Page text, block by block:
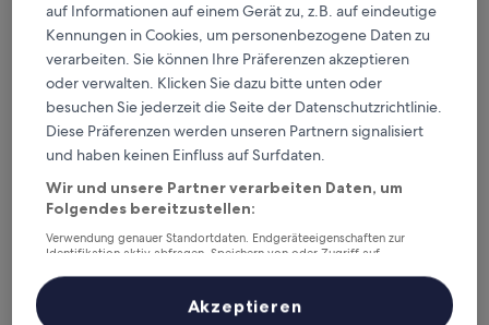
10,
Außergewöhnlich,
(13
Bewertungen)
Der
Preis
beträgt
49 €
inkl. Steuern & Gebühren
8. Sept.–9. Sept.
Urban L
auf Informationen auf einem Gerät zu, z.B. auf eindeutige
Kennungen in Cookies, um personenbezogene Daten zu
verarbeiten. Sie können Ihre Präferenzen akzeptieren
oder verwalten. Klicken Sie dazu bitte unten oder
besuchen Sie jederzeit die Seite der Datenschutzrichtlinie.
Diese Präferenzen werden unseren Partnern signalisiert
und haben keinen Einfluss auf Surfdaten.
Wir und unsere Partner verarbeiten Daten, um
Folgendes bereitzustellen:
Verwendung genauer Standortdaten. Endgeräteeigenschaften zur
Identifikation aktiv abfragen. Speichern von oder Zugriff auf
Inhalte, Messung von Werbeleistung und der Performance von Inhalten,
Zielgruppenforschung sowie Entwicklung und Verbesserung von
Akzeptieren